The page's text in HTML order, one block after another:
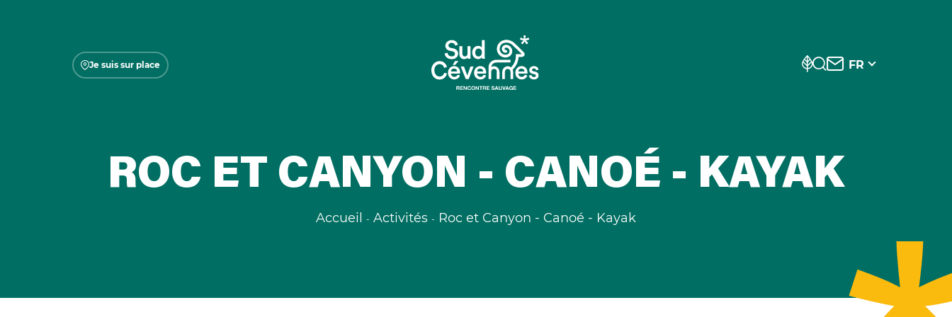
Je suis sur place FR
ROC ET CANYON - CANOÉ - KAYAK
Accueil Activités Roc et Canyon - Canoé - Kayak